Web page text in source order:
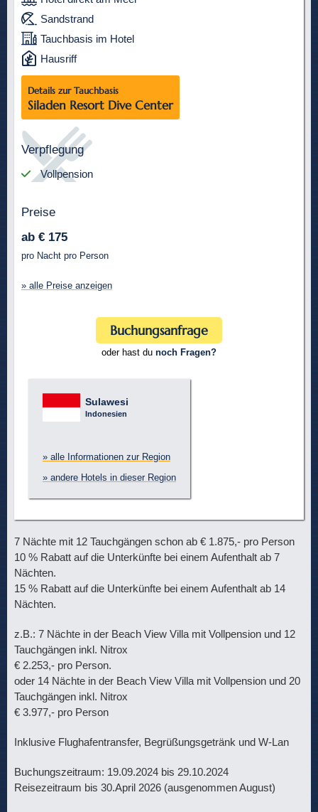
Sandstrand
Tauchbasis im Hotel
Hausriff
Preise
ab € 175
pro Nacht pro Person
» alle Preise anzeigen
Details zur Tauchbasis
Siladen Resort Dive Center
Verpflegung
Vollpension
Sulawesi
Indonesien
» alle Informationen zur Region
» andere Hotels in dieser Region
Buchungsanfrage
oder hast du noch Fragen?
7 Nächte mit 12 Tauchgängen schon ab € 1.875,- pro Person
10 % Rabatt auf die Unterkünfte bei einem Aufenthalt ab 7
Nächten.
15 % Rabatt auf die Unterkünfte bei einem Aufenthalt ab 14
Nächten.
z.B.: 7 Nächte in der Beach View Villa mit Vollpension und 12
Tauchgängen inkl. Nitrox
€ 2.253,- pro Person.
oder 14 Nächte in der Beach View Villa mit Vollpension und 20
Tauchgängen inkl. Nitrox
€ 3.977,- pro Person
Inklusive Flughafentransfer, Begrüßungsgetränk und W-Lan
Buchungszeitraum: 19.09.2024 bis 29.10.2024
Reisezeitraum bis 30.April 2026 (ausgenommen August)